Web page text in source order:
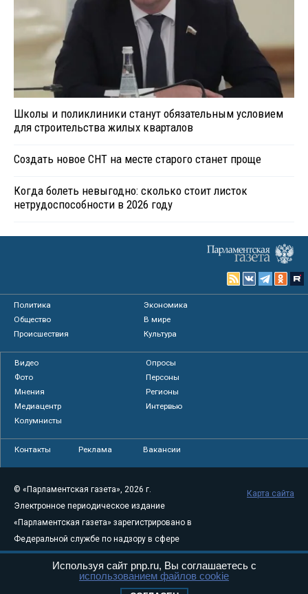
Школы и поликлиники станут обязательным условием
для строительства жилых кварталов
Создать новое СНТ на месте старого станет проще
Когда болеть невыгодно: сколько стоит листок
нетрудоспособности в 2026 году
Политика
Экономика
Общество
В мире
Происшествия
Культура
Видео
Опросы
Фото
Персоны
Мнения
Регионы
Медиацентр
Интервью
Колумнисты
Контакты Реклама Вакансии
© «Парламентская газета», 2026 г.
Электронное периодическое издание
«Парламентская газета» зарегистрировано в
Федеральной службе по надзору в сфере
связи, информационных технологий и
массовых коммуникаций (Роскомнадзор) 05
Карта сайта
Используя сайт pnp.ru, Вы соглашаетесь с
использованием файлов cookie